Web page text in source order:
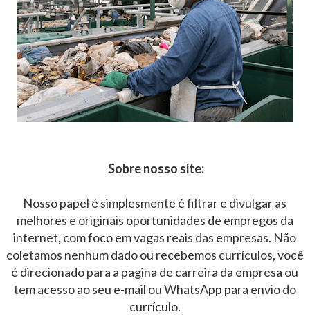
Sobre nosso site:
Nosso papel é simplesmente é filtrar e divulgar as
melhores e originais oportunidades de empregos da
internet, com foco em vagas reais das empresas. Não
coletamos nenhum dado ou recebemos currículos, você
é direcionado para a pagina de carreira da empresa ou
tem acesso ao seu e-mail ou WhatsApp para envio do
currículo.